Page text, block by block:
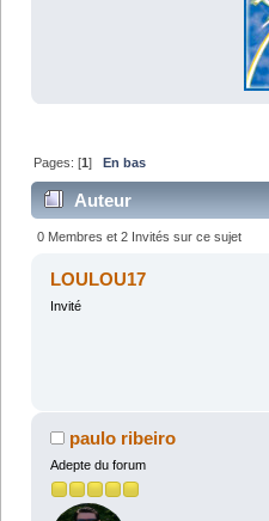
Pages: [1] En bas
Auteur
0 Membres et 2 Invités sur ce sujet
LOULOU17
Invité
paulo ribeiro
Adepte du forum